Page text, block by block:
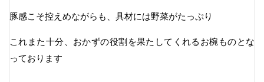
豚感こそ控えめながらも、具材には野菜がたっぷり
これまた十分、おかずの役割を果たしてくれるお椀ものとな
っております